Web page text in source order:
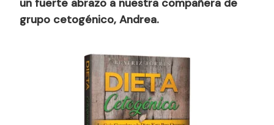
un fuerte abrazo a nuestra compañera de
grupo cetogénico, Andrea.